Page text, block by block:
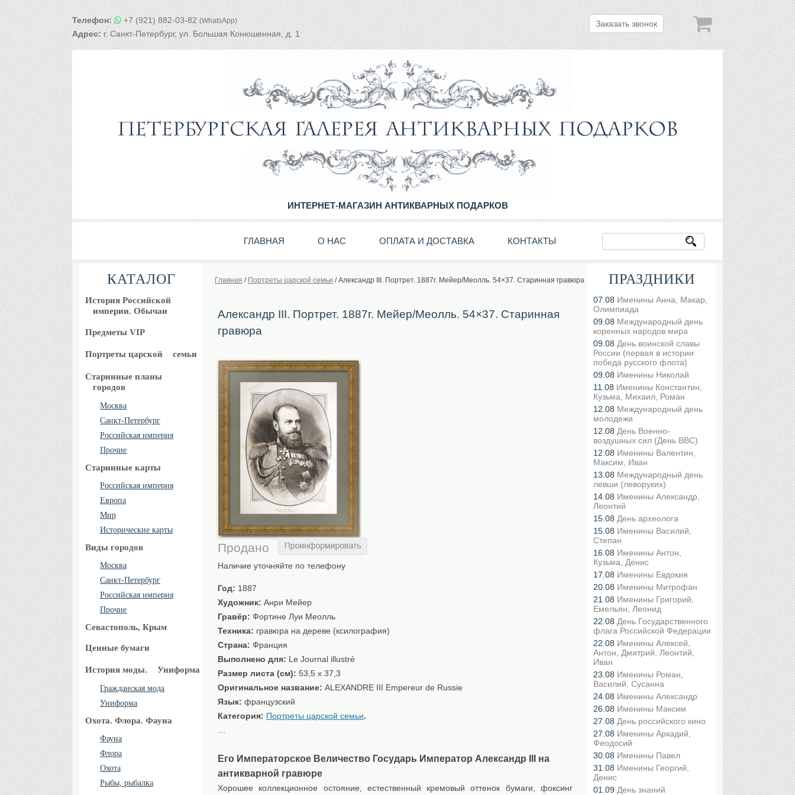
Телефон: +7 (921) 882-03-82(WhatsApp)
Адрес:г. Санкт-Петербург, ул. Большая Конюшенная, д. 1
Заказать звонок
ИНТЕРНЕТ-МАГАЗИН АНТИКВАРНЫХ ПОДАРКОВ
ГЛАВНАЯ О НАС ОПЛАТА И ДОСТАВКА КОНТАКТЫ
КАТАЛОГ
История Российской
империи. Обычаи
Предметы VIP
Портреты царской семьи
Старинные планы
городов
Москва
Санкт-Петербург
Российская империя
Прочие
Старинные карты
Российская империя
Европа
Мир
Исторические карты
Виды городов
Москва
Санкт-Петербург
Российская империя
Прочие
Севастополь, Крым
Ценные бумаги
История моды. Униформа
Гражданская мода
Униформа
Охота. Флора. Фауна
Фауна
Флора
Охота
Рыбы, рыбалка
Главная / Портреты царской семьи /Александр III. Портрет. 1887г. Мейер/Меолль. 54×37. Старинная гравюра
Александр III. Портрет. 1887г. Мейер/Меолль. 54×37. Старинная
гравюра
Продано
Наличие уточняйте по телефону
Год: 1887
Художник: Анри Мейер
Гравёр: Фортине Луи Меолль
Техника: гравюра на дереве (ксилография)
Страна: Франция
Выполнено для: Le Journal illustré
Размер листа (см): 53,5 x 37,3
Оригинальное название: ALEXANDRE III Empereur de Russie
Язык: французский
Категория: Портреты царской семьи.
Его Императорское Величество Государь Император Александр III на
антикварной гравюре
Хорошее коллекционное остояние, естественный кремовый оттенок бумаги, фоксинг
ПРАЗДНИКИ
07.08 Именины Анна, Макар,
Олимпиада
09.08 Международный день
коренных народов мира
09.08 День воинской славы
России (первая в истории
победа русского флота)
09.08 Именины Николай
11.08 Именины Константин,
Кузьма, Михаил, Роман
12.08 Международный день
молодежи
12.08 День Военно-
воздушных сил (День ВВС)
12.08 Именины Валентин,
Максим, Иван
13.08 Международный день
левши (леворуких)
14.08 Именины Александр,
Леонтий
15.08 День археолога
15.08 Именины Василий,
Степан
16.08 Именины Антон,
Кузьма, Денис
17.08 Именины Евдокия
20.08 Именины Митрофан
21.08 Именины Григорий,
Емельян, Леонид
22.08 День Государственного
флага Российской Федерации
22.08 Именины Алексей,
Антон, Дмитрий, Леонтий,
Иван
23.08 Именины Роман,
Василий, Сусанна
24.08 Именины Александр
26.08 Именины Максим
27.08 День российского кино
27.08 Именины Аркадий,
Феодосий
30.08 Именины Павел
31.08 Именины Георгий,
Денис
01.09 День знаний